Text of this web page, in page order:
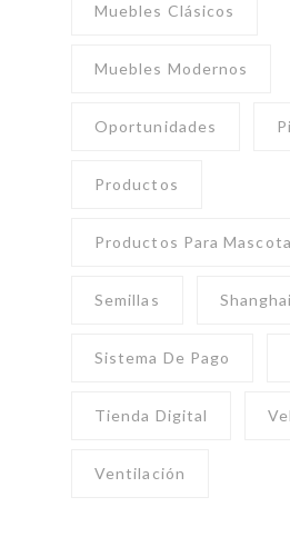
Muebles Clásicos
Muebles Modernos
Oportunidades
Productos
Productos Para
Semillas Shanghai
Sistema De Pago
Tienda Digital
Ventilación